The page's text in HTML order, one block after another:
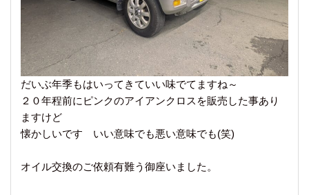
だいぶ年季もはいってきていい味でてますね～
２０年程前にピンクのアイアンクロスを販売した事あり
ますけど
懐かしいです いい意味でも悪い意味でも(笑)
オイル交換のご依頼有難う御座いました。